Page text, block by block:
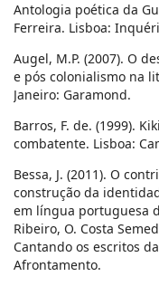
Antologia poética da
Ferreira. Lisboa:
Augel, M.P. (2007). O
e pós colonialismo na
Janeiro: Garamond.
Barros, F. de. (1999).
combatente. Lisboa:
Bessa, J. (2011). O
construção da
em língua portuguesa
Ribeiro, O. Costa
Cantando os escritos
Afrontamento.